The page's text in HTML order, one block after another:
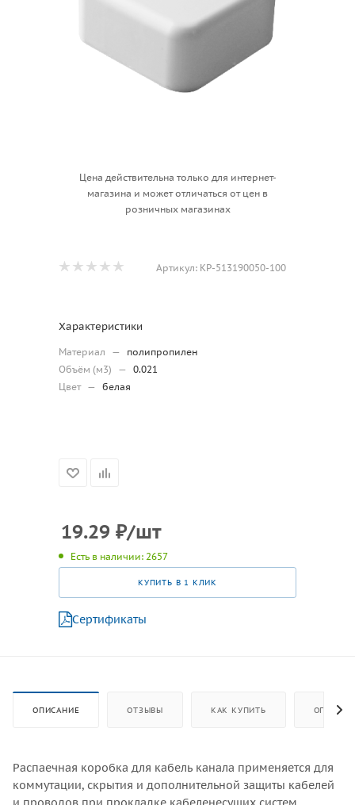
Цена действительна только для интернет-
магазина и может отличаться от цен в
розничных магазинах
Артикул: КР-513190050-100
Характеристики
Материал —
полипропилен
Объём (м3)
— 0.021
Цвет — белая
19.29 ₽/шт
Есть в наличии: 2657
КУПИТЬ В 1 КЛИК
Сертификаты
ОПИСАНИЕ ОТЗЫВЫ КАК КУПИТЬ ОПЛАТА
Распаечная коробка для кабель канала применяется для
коммутации, скрытия и дополнительной защиты кабелей